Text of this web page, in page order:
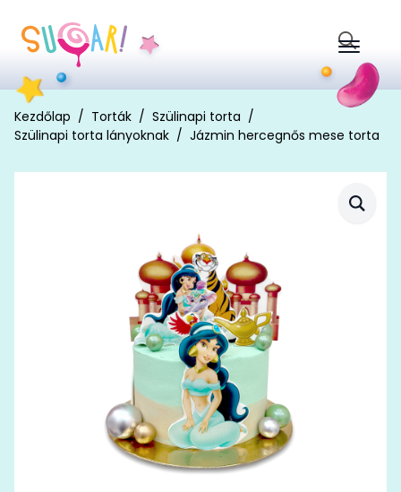
Search
for:
Kezdőlap Torták
Szülinapi torta
Szülinapi torta lányoknak
Jázmin hercegnős mese torta